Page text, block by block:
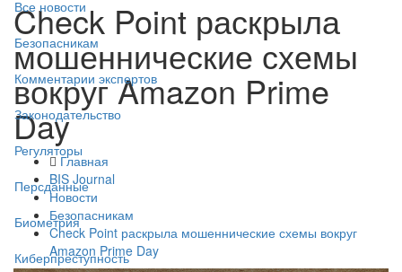
Все новости
Безопасникам
Комментарии экспертов
Законодательство
Регуляторы
Персданные
Биометрия
Киберпреступность
Check Point раскрыла
мошеннические схемы
вокруг Amazon Prime
Day
Главная
BIS Journal
Новости
Безопасникам
Check Point раскрыла мошеннические схемы вокруг
Amazon Prime Day